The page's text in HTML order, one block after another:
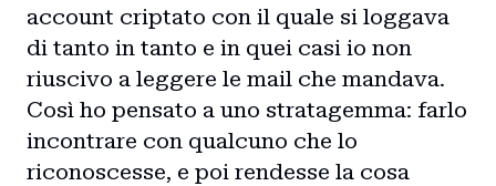
account criptato con il quale si loggava
di tanto in tanto e in quei casi io non
riuscivo a leggere le mail che mandava.
Così ho pensato a uno stratagemma: farlo
incontrare con qualcuno che lo
riconoscesse, e poi rendesse la cosa